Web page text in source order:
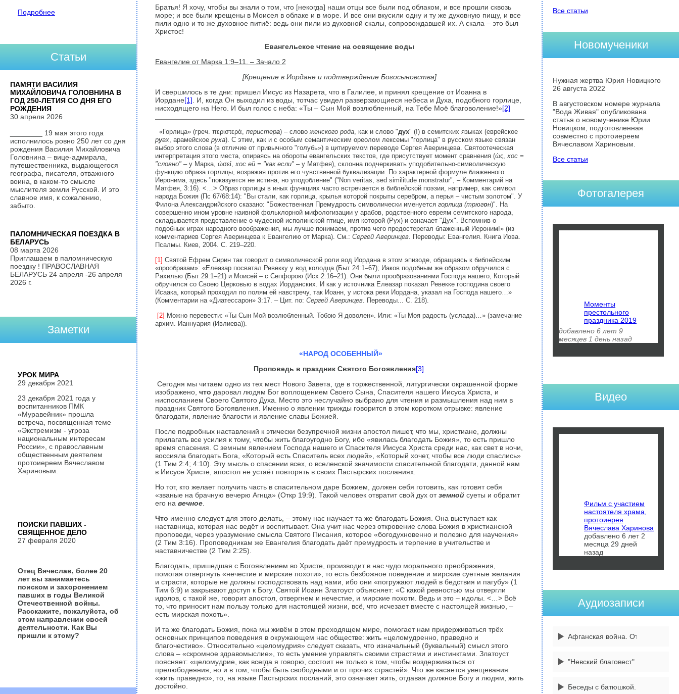
Братья! Я хочу, чтобы вы знали о том, что [некогда] наши отцы все были под облаком, и все прошли сквозь
море; и все были крещены в Моисея в облаке и в море. И все они вкусили одну и ту же духовную пищу, и все
пили одно и то же духовное питиё: ведь они пили из духовной скалы, сопровождавшей их. А скала – это был
Христос!
Евангельское чтение на освящение воды
Евангелие от Марка 1:9–11. – Зачало 2
[Крещение в Иордане и подтверждение Богосыновства]
И свершилось в те дни: пришел Иисус из Назарета, что в Галилее, и принял крещение от Иоанна в
Иордане[1] . И, когда Он выходил из воды, тотчас увидел разверзающиеся небеса и Духа, подобного горлице,
нисходящего на Него. И был голос с неба: «Ты – Сын Мой возлюбленный, на Тебе Моё благоволение!»[2]
«Горлица» (греч. περιστερά, перистера) – словоженского рода, как и слово "дух" (!) в семитских языках (еврейское
руах, арамейское руха). С этим, как и с особым семантическим ореолом лексемы "горлица" в русском языке связан
выбор этого слова (в отличие от привычного "голубь») в цитируемом переводе Сергея Аверинцева. Святоотеческая
интерпретация этого места, опираясь на обороты евангельских текстов, где присутствует момент сравнения (ὡς, хос =
"словно" – у Марка, ὡσεί, хос ей = "как если" – у Матфея), склонна подчеркивать уподобительно-символическую
функцию образа горлицы, возражая против его чувственной буквализации. По характерной формуле блаженного
Иеронима, здесь "показуется не истина, но уподобление" ("Non veritas, sed similitude monstratur", – Комментарий на
Матфея, 3:16). <…> Образ горлицы в иных функциях часто встречается в библейской поэзии, например, как символ
народа Божия (Пс 67/68:14): "Вы стали, как горлица, крылья которой покрыты серебром, а перья – чистым золотом". У
Филона Александрийского сказано: "Божественная Премудрость символически именуется горлица (трюгон)". На
совершенно ином уровне наивной фольклорной мифологизации у арабов, родственного евреям семитского народа,
складывается представление о чудесной исполинской птице, имя которой (Рух) и означает "Дух". Вспомнив о
подобных играх народного воображения, мы лучше понимаем, против чего предостерегал блаженный Иероним!» (из
комментариев Сергея Аверинцева к Евангелию от Марка). См.: Сергей Аверинцев. Переводы: Евангелия. Книга Иова.
Псалмы. Киев, 2004. С. 219–220.
[1] Святой Ефрем Сирин так говорит о символической роли вод Иордана в этом эпизоде, обращаясь к библейским
«прообразам»: «Елеазар посватал Ревекку у вод колодца (Быт 24:1–67); Иаков подобным же образом обручился с
Рахилью (Быт 29:1–21) и Моисей – с Сепфорою (Исх 2:16–21). Они были прообразованиями Господа нашего, Который
обручился со Своею Церковью в водах Иорданских. И как у источника Елеазар показал Ревекке господина своего
Исаака, который проходил по полям ей навстречу, так Иоанн, у истока реки Иордана, указал на Господа нашего…»
(Комментарии на «Диатессарон» 3:17. – Цит. по: Сергей Аверинцев. Переводы... С. 218).
[2]
Можно перевести: «Ты Сын Мой возлюбленный. Тобою Я доволен». Или: «Ты Моя радость (услада)…» (замечание
архим. Ианнуария (Ивлиева)).
«НАРОД ОСОБЕННЫЙ»
Проповедь в праздник Святого Богоявления[3]
Сегодня мы читаем одно из тех мест Нового Завета, где в торже­ственной, литургически окрашенной форме
изображено, что даровал людям Бог воплощением Своего Сына, Спасителя нашего Иисуса Христа, и
ниспосланием Своего Святого Духа. Место это неслучайно выбрано для чтения и размышления над ним в
праздник Святого Бого­явления. Именно о явлении трижды говорится в этом коротком отрыв­ке: явление
благодати, явление благости и явление славы Божией.
После подробных наставлений к этически безупречной жизни апостол пишет, что мы, христиане, должны
прилагать все усилия к тому, чтобы жить благоугодно Богу, ибо «явилась благодать Божия», то есть пришло
время спасения. С земным явлением Господа нашего и Спасителя Иисуса Христа среди нас, как свет в ночи,
воссияла благодать Бога, «Который есть Спаситель всех людей», «Который хочет, чтобы все люди спаслись»
(1 Тим 2:4; 4:10). Эту мысль о спасении всех, о вселенской значимости спасительной благодати, данной нам
в Иисусе Христе, апостол не устаёт повторять в своих Пастырских посланиях.
Но тот, кто желает получить часть в спасительном даре Божием, должен себя готовить, как готовят себя
«званые на брачную вечерю Агнца» (Откр 19:9). Такой человек отвратит свой дух отземнойсуеты и обратит
его на вечное.
Что именно следует для этого делать, – этому нас научает та же благодать Божия. Она выступает как
наставница, которая нас ведёт и воспитывает. Она учит нас через откровение слова Божия в христианской
проповеди, через уразумение смысла Святого Писания, которое «богодухновенно и полезно для научения»
(2 Тим 3:16). Проповедникам же Евангелия благодать даёт премудрость и терпение в учительстве и
наставничестве (2 Тим 2:25).
Благодать, пришедшая с Богоявлением во Христе, производит в нас чудо морального преображения,
помогая отвергнуть «нечестие и мирские похоти», то есть безбожное поведение и мирские суетные желания
и страсти, которые не должны господствовать над нами, ибо они «погружают людей в бедствия и пагубу» (1
Тим 6:9) и закрывают доступ к Богу. Святой Иоанн Златоуст объясняет: «С какой ревностью мы отвергли
идолов, с такой же, говорит апостол, отвергнем и нечестие, и мирские похоти. Ведь и это – идолы. <…> Всё
то, что приносит нам пользу только для настоящей жизни, всё, что исчезает вместе с настоящей жизнью, –
есть мирская похоть».
И та же благодать Божия, пока мы живём в этом преходящем мире, помогает нам придерживаться трёх
основных принципов поведения в окружающем нас обществе: жить «целомудренно, праведно и
благочестиво». Относительно «целомудрия» следует сказать, что изначальный (буквальный) смысл этого
слова – «скромное здравомыслие», то есть умение управлять своими страстями и инстинктами. Златоуст
поясняет: «целомудрие, как всегда я говорю, состоит не только в том, чтобы воздерживаться от
прелюбодеяния, но и в том, чтобы быть свободными и от прочих страстей». Что же касается увещевания
«жить праведно», то, на языке Пастырских посланий, это означает жить, отдавая должное Богу и людям, жить
достойно.
Подробнее
Статьи
ПАМЯТИ ВАСИЛИЯ
МИХАЙЛОВИЧА ГОЛОВНИНА В
ГОД 250-ЛЕТИЯ СО ДНЯ ЕГО
РОЖДЕНИЯ
30 апреля 2026
________ 19 мая этого года
исполнилось ровно 250 лет со дня
рождения Василия Михайловича
Головнина – вице-адмирала,
путешественника, выдающегося
географа, писателя, отважного
воина, в каком-то смысле
мыслителя земли Русской. И это
славное имя, к сожалению,
забыто.
ПАЛОМНИЧЕСКАЯ ПОЕЗДКА В
БЕЛАРУСЬ
08 марта 2026
Приглашаем в паломническую
поездку ! ПРАВОСЛАВНАЯ
БЕЛАРУСЬ 24 апреля -26 апреля
2026 г.
Заметки
УРОК МИРА
29 декабря 2021
23 декабря 2021 года у
воспитанников ПМК
«Муравейник» прошла
встреча, посвященная теме
«Экстремизм - угроза
национальным интересам
России», с православным
общественным деятелем
протоиереем Вячеславом
Хариновым.
ПОИСКИ ПАВШИХ -
СВЯЩЕННОЕ ДЕЛО
27 февраля 2020
Отец Вячеслав, более 20
лет вы занимаетесь
поиском и захоронением
павших в годы Великой
Отечественной войны.
Расскажите, пожалуйста, об
этом направлении своей
деятельности. Как Вы
пришли к этому?
Все статьи
Новомученики
Нужная жертва Юрия Новицкого
26 августа 2022
В августовском номере журнала
"Вода Живая" опубликована
статья о новомученике Юрии
Новицком, подготовленная
совместно с протоиереем
Вячеславом Хариновым.
Все статьи
Фотогалерея
Моменты
престольного
праздника 2019
добавлено 6 лет 9
месяцев 1 день назад
Видео
Фильм с участием
настоятеля храма,
протоиерея
Вячеслава Харинова
добавлено 6 лет 2
месяца 29 дней
назад
Аудиозаписи
Афганская война. От 14
"Невский благовест" 3
Беседы с батюшкой. 1 сентября